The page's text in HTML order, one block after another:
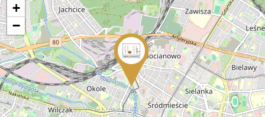
+
−